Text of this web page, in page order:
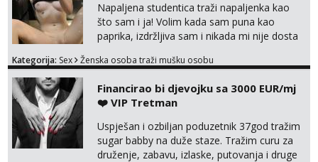
Napaljena studentica traži napaljenka kao
što sam i ja! Volim kada sam puna kao
paprika, izdržljiva sam i nikada mi nije dosta
bilo kad i bilo gdje zato se javi što prije da
tamo, cekam te!
Kategorija: Sex Ženska osoba traži mušku osobu
Financirao bi djevojku sa 3000 EUR/mj
❤️ VIP Tretman
Uspješan i ozbiljan poduzetnik 37god tražim
sugar babby na duže staze. Tražim curu za
druženje, zabavu, izlaske, putovanja i druge